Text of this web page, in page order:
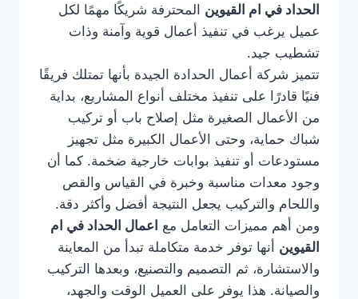
الحداد في ام القيوين المحترفة شريكًا مهمًا لكل
عميل يرغب في تنفيذ أعمال قوية وآمنة وذات
تشطيب جيد.
تتميز شركة أعمال الحدادة الجيدة بأنها تمتلك فريقًا
فنيًا قادرًا على تنفيذ مختلف أنواع المشاريع، بداية
من الأعمال الصغيرة مثل إصلاح باب أو تركيب
شباك حماية، وحتى الأعمال الكبيرة مثل تجهيز
مستودعات أو تنفيذ بوابات خارجية ضخمة. كما أن
وجود معدات مناسبة وخبرة في القياس والقص
واللحام والتركيب يجعل النتيجة أفضل وأكثر دقة.
ومن أهم مميزات التعامل مع اعمال الحداد في ام
القيوين أنها توفر خدمة متكاملة تبدأ من المعاينة
والاستشارة، ثم التصميم والتصنيع، وبعدها التركيب
والصيانة. هذا يوفر على العميل الوقت والجهد،